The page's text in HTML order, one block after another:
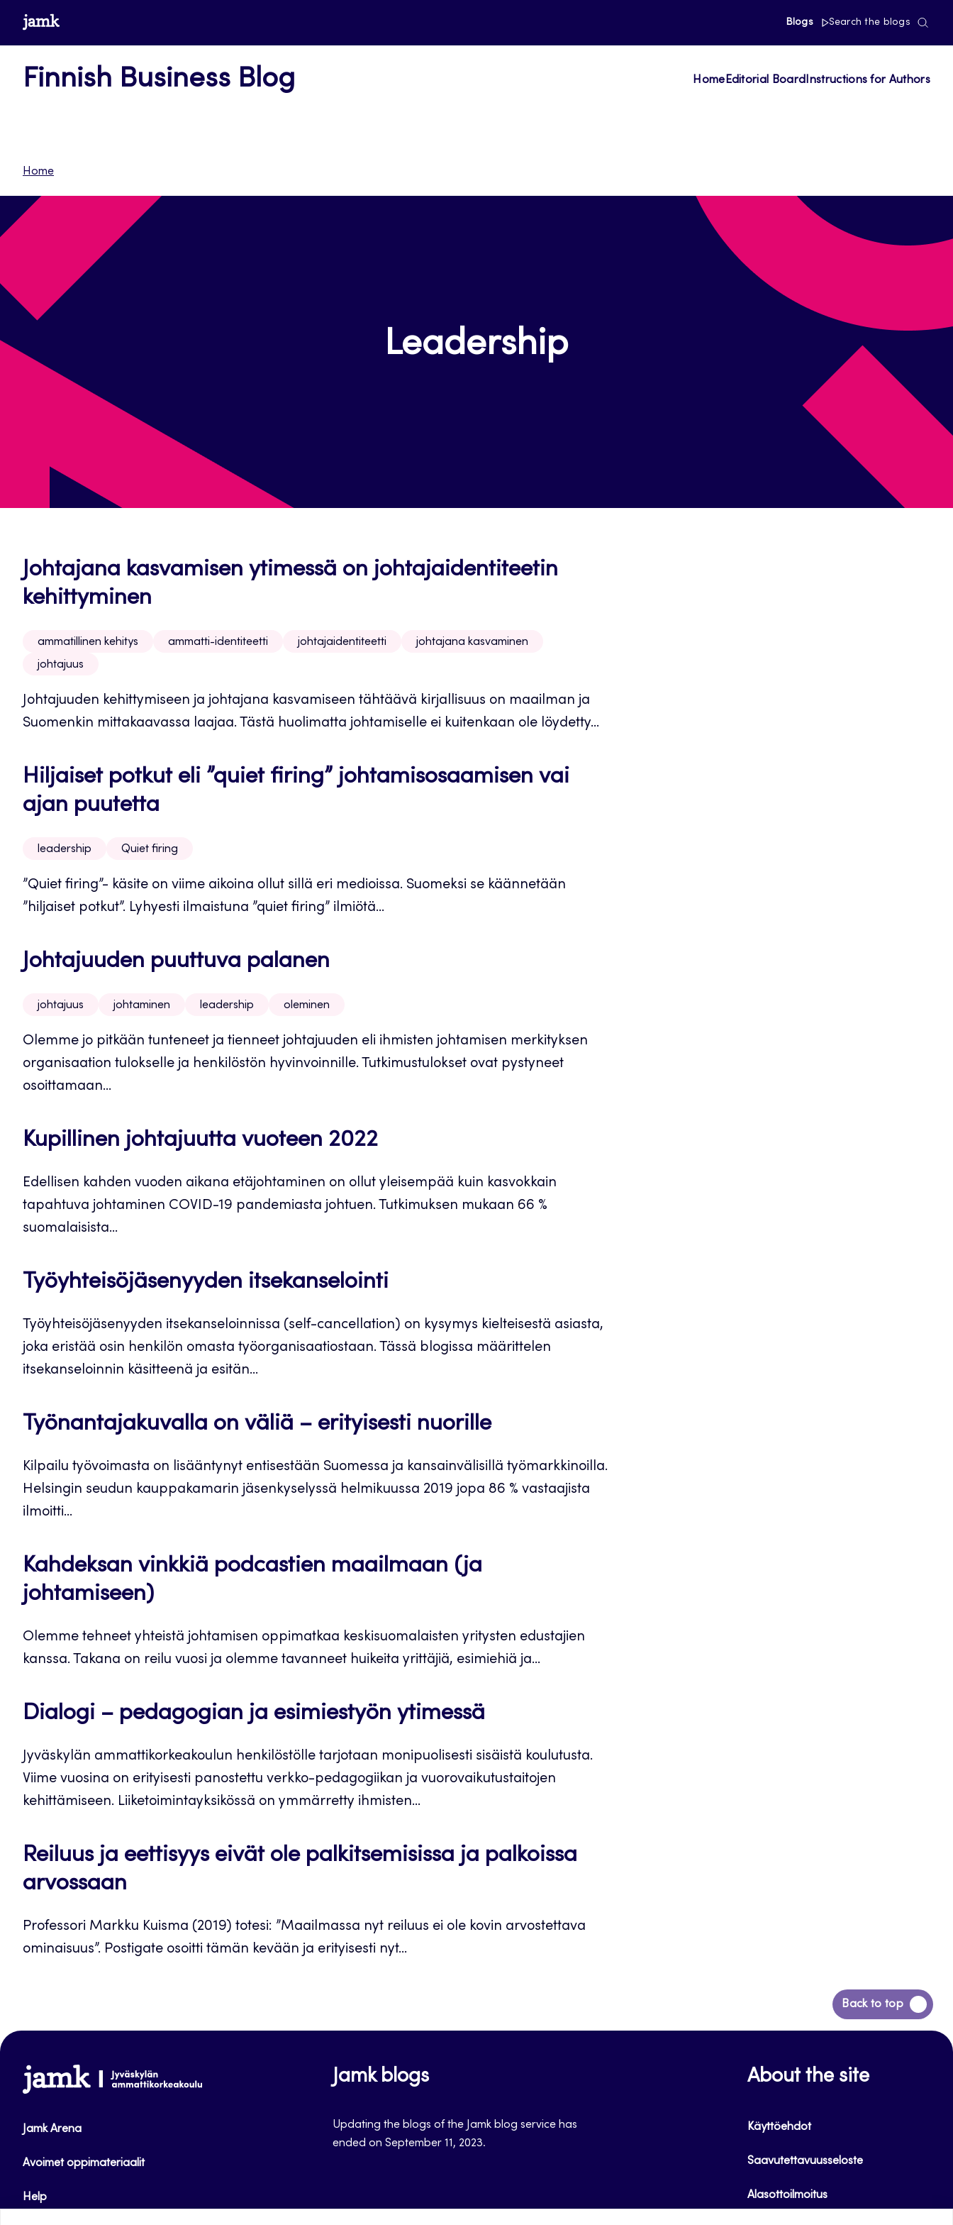
Skipwww.jamk.fi Blogs Search the blogs
Finnish Business Blog Home Editorial Board Instructions for Authors
Home
Leadership
Johtajana kasvamisen ytimessä on johtajaidentiteetin
kehittyminen
ammatillinen kehitys ammatti-identiteetti johtajaidentiteetti
johtajana kasvaminen
johtajuus
Johtajuuden kehittymiseen ja johtajana kasvamiseen tähtäävä kirjallisuus on maailman ja
Suomenkin mittakaavassa laajaa. Tästä huolimatta johtamiselle ei kuitenkaan ole löydetty...
Hiljaiset potkut eli ”quiet firing” johtamisosaamisen vai
ajan puutetta
leadership Quiet firing
”Quiet firing”- käsite on viime aikoina ollut sillä eri medioissa. Suomeksi se käännetään
”hiljaiset potkut”. Lyhyesti ilmaistuna ”quiet firing” ilmiötä...
Johtajuuden puuttuva palanen
johtajuus johtaminen leadership oleminen
Olemme jo pitkään tunteneet ja tienneet johtajuuden eli ihmisten johtamisen merkityksen
organisaation tulokselle ja henkilöstön hyvinvoinnille. Tutkimustulokset ovat pystyneet
osoittamaan...
Kupillinen johtajuutta vuoteen 2022
Edellisen kahden vuoden aikana etäjohtaminen on ollut yleisempää kuin kasvokkain
tapahtuva johtaminen COVID-19 pandemiasta johtuen. Tutkimuksen mukaan 66 %
suomalaisista...
Työyhteisöjäsenyyden itsekanselointi
Työyhteisöjäsenyyden itsekanseloinnissa (self-cancellation) on kysymys kielteisestä asiasta,
joka eristää osin henkilön omasta työorganisaatiostaan. Tässä blogissa määrittelen
itsekanseloinnin käsitteenä ja esitän...
Työnantajakuvalla on väliä – erityisesti nuorille
Kilpailu työvoimasta on lisääntynyt entisestään Suomessa ja kansainvälisillä työmarkkinoilla.
Helsingin seudun kauppakamarin jäsenkyselyssä helmikuussa 2019 jopa 86 % vastaajista
ilmoitti...
Kahdeksan vinkkiä podcastien maailmaan (ja
johtamiseen)
Olemme tehneet yhteistä johtamisen oppimatkaa keskisuomalaisten yritysten edustajien
kanssa. Takana on reilu vuosi ja olemme tavanneet huikeita yrittäjiä, esimiehiä ja...
Dialogi – pedagogian ja esimiestyön ytimessä
Jyväskylän ammattikorkeakoulun henkilöstölle tarjotaan monipuolisesti sisäistä koulutusta.
Viime vuosina on erityisesti panostettu verkko-pedagogiikan ja vuorovaikutustaitojen
kehittämiseen. Liiketoimintayksikössä on ymmärretty ihmisten...
Reiluus ja eettisyys eivät ole palkitsemisissa ja palkoissa
arvossaan
Professori Markku Kuisma (2019) totesi: ”Maailmassa nyt reiluus ei ole kovin arvostettava
ominaisuus”. Postigate osoitti tämän kevään ja erityisesti nyt...
Back to top
Back
to
www.jamk.fi
Jamk Arena
Avoimet oppimateriaalit
Help
Jamk blogs
Updating the blogs of the Jamk blog service has
ended on September 11, 2023.
About the site
Käyttöehdot
Saavutettavuusseloste
Alasottoilmoitus